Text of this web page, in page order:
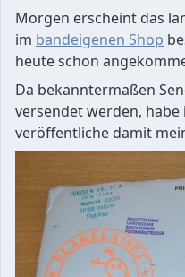
Morgen erscheint das
im bandeigenen Shop
heute schon
Da bekanntermaßen
versendet werden,
veröffentliche damit